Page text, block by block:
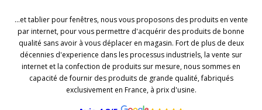
...et tablier pour fenêtres, nous vous proposons des produits en vente
par internet, pour vous permettre d'acquérir des produits de bonne
qualité sans avoir à vous déplacer en magasin. Fort de plus de deux
décennies d'experience dans les processus industriels, la vente sur
internet et la confection de produits sur mesure, nous sommes en
capacité de fournir des produits de grande qualité, fabriqués
exclusivement en France, à prix d'usine.